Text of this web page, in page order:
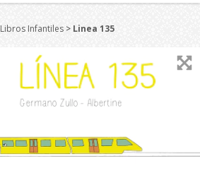
Libros Infantiles > Linea 135